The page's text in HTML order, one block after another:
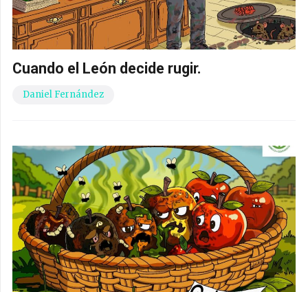
Cuando el León decide rugir.
Daniel Fernández